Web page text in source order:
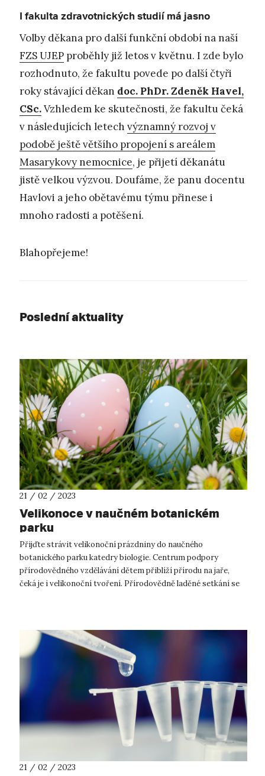
I fakulta zdravotnických studií má jasno
Volby děkana pro další funkční období na naší
FZS UJEP proběhly již letos v květnu. I zde bylo
rozhodnuto, že fakultu povede po další čtyři
roky stávající děkan doc. PhDr. Zdeněk Havel,
CSc.Vzhledem ke skutečnosti, že fakultu čeká
v následujících letech významný rozvoj v
podobě ještě většího propojení s areálem
Masarykovy nemocnice, je přijetí děkanátu
jistě velkou výzvou. Doufáme, že panu docentu
Havlovi a jeho obětavému týmu přinese i
mnoho radosti a potěšení.
Blahopřejeme!
Poslední aktuality
21 / 02 / 2023
Velikonoce v naučném botanickém
parku
Přijďte strávit velikonoční prázdniny do naučného
botanického parku katedry biologie. Centrum podpory
přírodovědného vzdělávání dětem přiblíží přírodu na jaře,
čeká je i velikonoční tvoření. Přírodovědně laděné setkání se
21 / 02 / 2023